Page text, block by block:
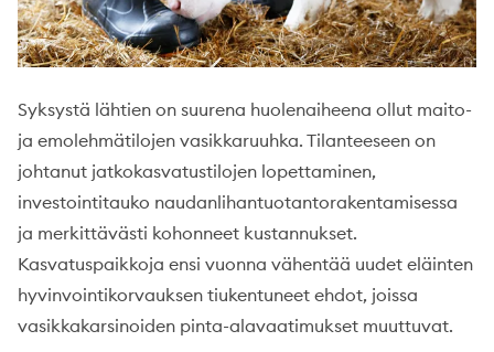
Syksystä lähtien on suurena huolenaiheena ollut maito-
ja emolehmätilojen vasikkaruuhka. Tilanteeseen on
johtanut jatkokasvatustilojen lopettaminen,
investointitauko naudanlihantuotantorakentamisessa
ja merkittävästi kohonneet kustannukset.
Kasvatuspaikkoja ensi vuonna vähentää uudet eläinten
hyvinvointikorvauksen tiukentuneet ehdot, joissa
vasikkakarsinoiden pinta-alavaatimukset muuttuvat.